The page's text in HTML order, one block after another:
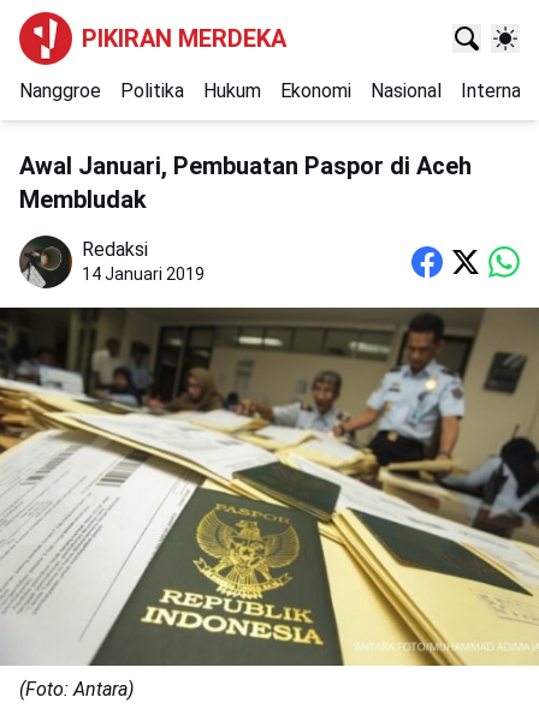
PIKIRAN MERDEKA
Nanggroe Politika Hukum Ekonomi Nasional
Awal Januari, Pembuatan Paspor di Aceh
Membludak
Redaksi
14 Januari 2019
(Foto: Antara)